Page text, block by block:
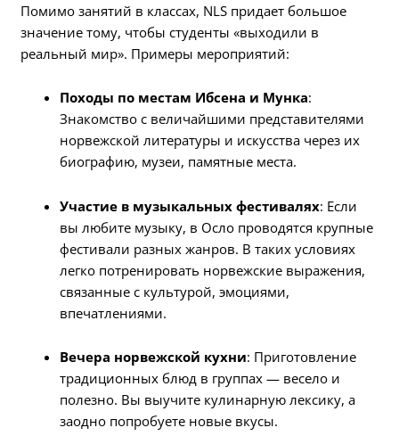
Помимо занятий в классах, NLS придает большое
значение тому, чтобы студенты «выходили в
реальный мир». Примеры мероприятий:
Походы по местам Ибсена и Мунка:
Знакомство с величайшими представителями
норвежской литературы и искусства через их
биографию, музеи, памятные места.
Участие в музыкальных фестивалях: Если
вы любите музыку, в Осло проводятся крупные
фестивали разных жанров. В таких условиях
легко потренировать норвежские выражения,
связанные с культурой, эмоциями,
впечатлениями.
Вечера норвежской кухни: Приготовление
традиционных блюд в группах — весело и
полезно. Вы выучите кулинарную лексику, а
заодно попробуете новые вкусы.